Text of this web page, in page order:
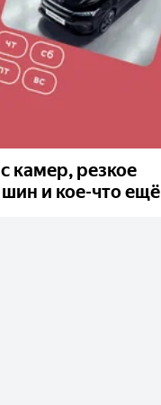
камер, резкое
и кое-что ещё